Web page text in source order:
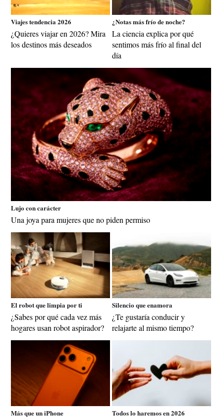
Viajes tendencia 2026
¿Quieres viajar en 2026? Mira
los destinos más deseados
¿Notas más frío de noche?
La ciencia explica por qué
sentimos más frío al final del
día
Lujo con carácter
Una joya para mujeres que no piden permiso
El robot que limpia por ti
¿Sabes por qué cada vez más
hogares usan robot aspirador?
Silencio que enamora
¿Te gustaría conducir y
relajarte al mismo tiempo?
Más que un iPhone Todos lo haremos en 2026